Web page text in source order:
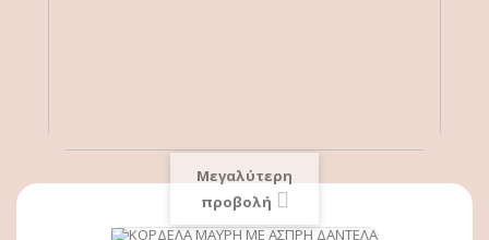
Μεγαλύτερη
προβολή